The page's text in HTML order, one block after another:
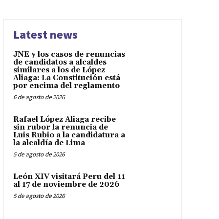
Latest news
JNE y los casos de renuncias
de candidatos a alcaldes
similares a los de López
Aliaga: La Constitución está
por encima del reglamento
6 de agosto de 2026
Rafael López Aliaga recibe
sin rubor la renuncia de
Luis Rubio a la candidatura a
la alcaldía de Lima
5 de agosto de 2026
León XIV visitará Peru del 11
al 17 de noviembre de 2026
5 de agosto de 2026